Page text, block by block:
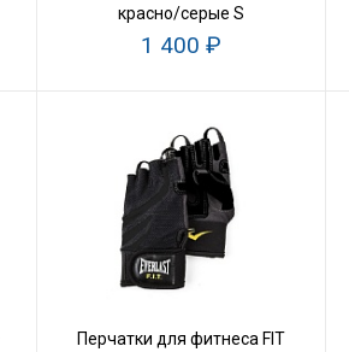
красно/серые S
1 400 ₽
Перчатки для фитнеса FIT